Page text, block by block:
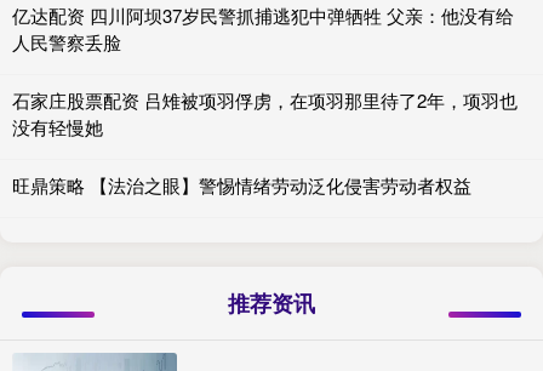
亿达配资 四川阿坝37岁民警抓捕逃犯中弹牺牲 父亲：他没有给
人民警察丢脸
石家庄股票配资 吕雉被项羽俘虏，在项羽那里待了2年，项羽也
没有轻慢她
旺鼎策略 【法治之眼】警惕情绪劳动泛化侵害劳动者权益
推荐资讯